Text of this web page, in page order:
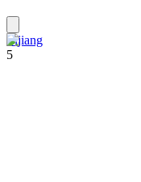
Lijiang
5